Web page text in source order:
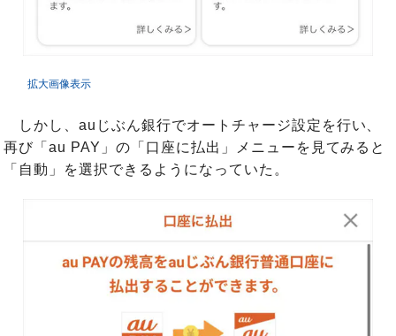
拡大画像表示
しかし、auじぶん銀行でオートチャージ設定を行い、
再び「au PAY」の「口座に払出」メニューを見てみると
「自動」を選択できるようになっていた。